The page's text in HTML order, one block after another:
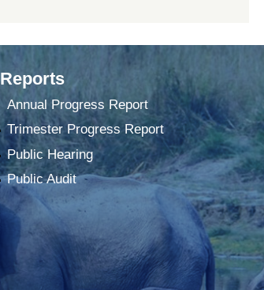
Reports
Annual Progress Report
Trimester Progress Report
Public Hearing
Public Audit